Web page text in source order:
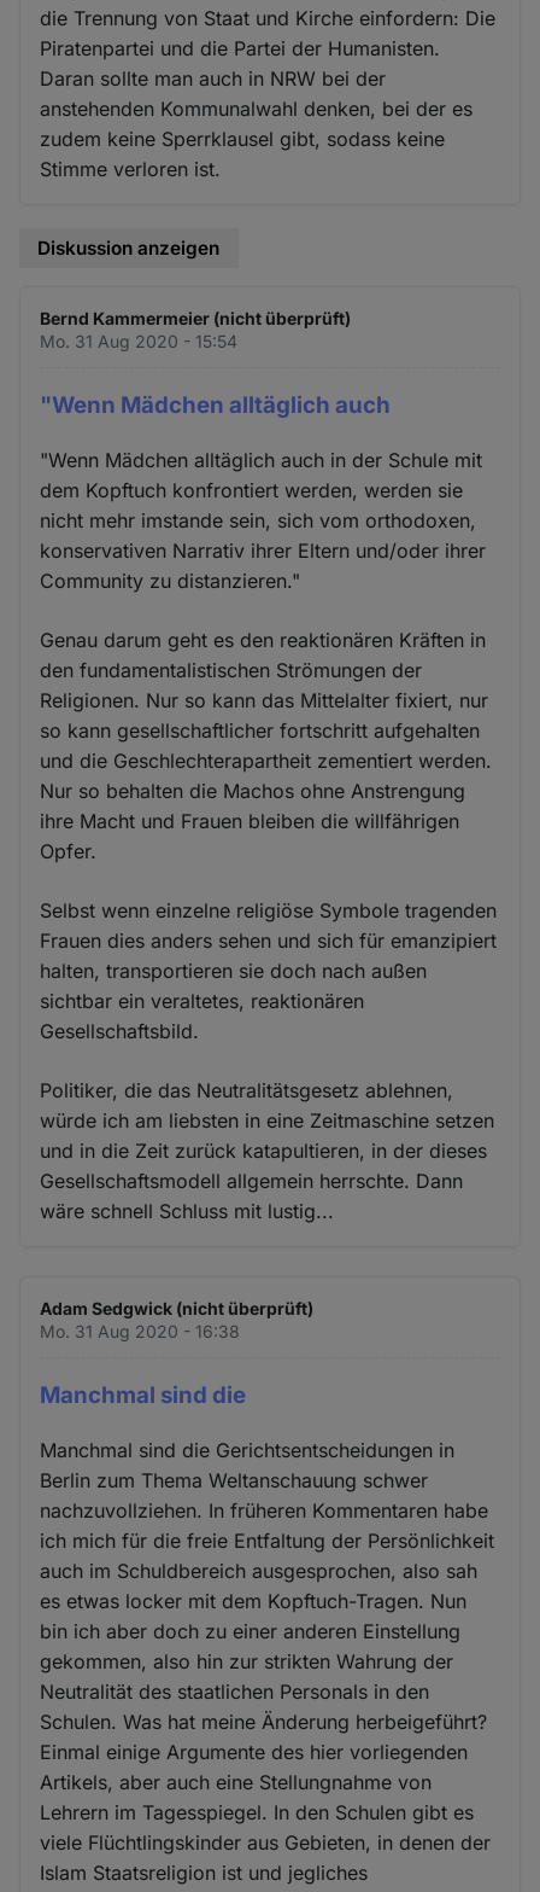
die Trennung von Staat und Kirche einfordern: Die
Piratenpartei und die Partei der Humanisten.
Daran sollte man auch in NRW bei der
anstehenden Kommunalwahl denken, bei der es
zudem keine Sperrklausel gibt, sodass keine
Stimme verloren ist.
Diskussion anzeigen
Bernd Kammermeier (nicht überprüft)
Mo. 31 Aug 2020 - 15:54
"Wenn Mädchen alltäglich auch
"Wenn Mädchen alltäglich auch in der Schule mit
dem Kopftuch konfrontiert werden, werden sie
nicht mehr imstande sein, sich vom orthodoxen,
konservativen Narrativ ihrer Eltern und/oder ihrer
Community zu distanzieren."
Genau darum geht es den reaktionären Kräften in
den fundamentalistischen Strömungen der
Religionen. Nur so kann das Mittelalter fixiert, nur
so kann gesellschaftlicher fortschritt aufgehalten
und die Geschlechterapartheit zementiert werden.
Nur so behalten die Machos ohne Anstrengung
ihre Macht und Frauen bleiben die willfährigen
Opfer.
Selbst wenn einzelne religiöse Symbole tragenden
Frauen dies anders sehen und sich für emanzipiert
halten, transportieren sie doch nach außen
sichtbar ein veraltetes, reaktionären
Gesellschaftsbild.
Politiker, die das Neutralitätsgesetz ablehnen,
würde ich am liebsten in eine Zeitmaschine setzen
und in die Zeit zurück katapultieren, in der dieses
Gesellschaftsmodell allgemein herrschte. Dann
wäre schnell Schluss mit lustig...
Adam Sedgwick (nicht überprüft)
Mo. 31 Aug 2020 - 16:38
Manchmal sind die
Manchmal sind die Gerichtsentscheidungen in
Berlin zum Thema Weltanschauung schwer
nachzuvollziehen. In früheren Kommentaren habe
ich mich für die freie Entfaltung der Persönlichkeit
auch im Schuldbereich ausgesprochen, also sah
es etwas locker mit dem Kopftuch-Tragen. Nun
bin ich aber doch zu einer anderen Einstellung
gekommen, also hin zur strikten Wahrung der
Neutralität des staatlichen Personals in den
Schulen. Was hat meine Änderung herbeigeführt?
Einmal einige Argumente des hier vorliegenden
Artikels, aber auch eine Stellungnahme von
Lehrern im Tagesspiegel. In den Schulen gibt es
viele Flüchtlingskinder aus Gebieten, in denen der
Islam Staatsreligion ist und jegliches